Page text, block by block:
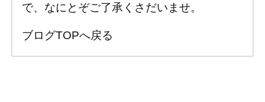
で、なにとぞご了承くさだいませ。
ブログTOPへ戻る